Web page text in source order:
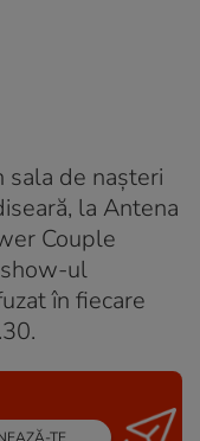
sala de nașteri
la Antena
Couple
show-ul
în fiecare